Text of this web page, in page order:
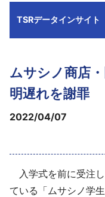
導
採
TSRデータインサイト
ムサシノ商店
明遅れを謝罪
2022/04/07
入学式を前に受注
ている「ムサシノ学